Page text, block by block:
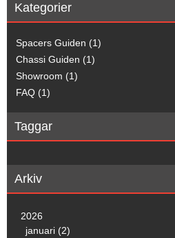
Kategorier
Spacers Guiden (1)
Chassi Guiden (1)
Showroom (1)
FAQ (1)
Taggar
Arkiv
2026
januari (2)